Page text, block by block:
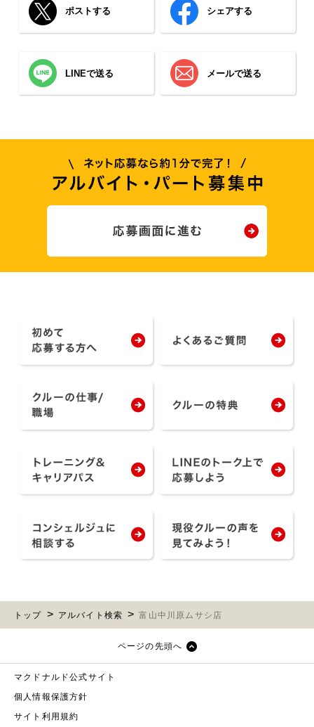
ポストする シェアする
LINEで送る メールで送る
トップ アルバイト検索 富山中川原ムサシ店
ページの先頭へ
マクドナルド公式サイト
個人情報保護方針
サイト利用規約